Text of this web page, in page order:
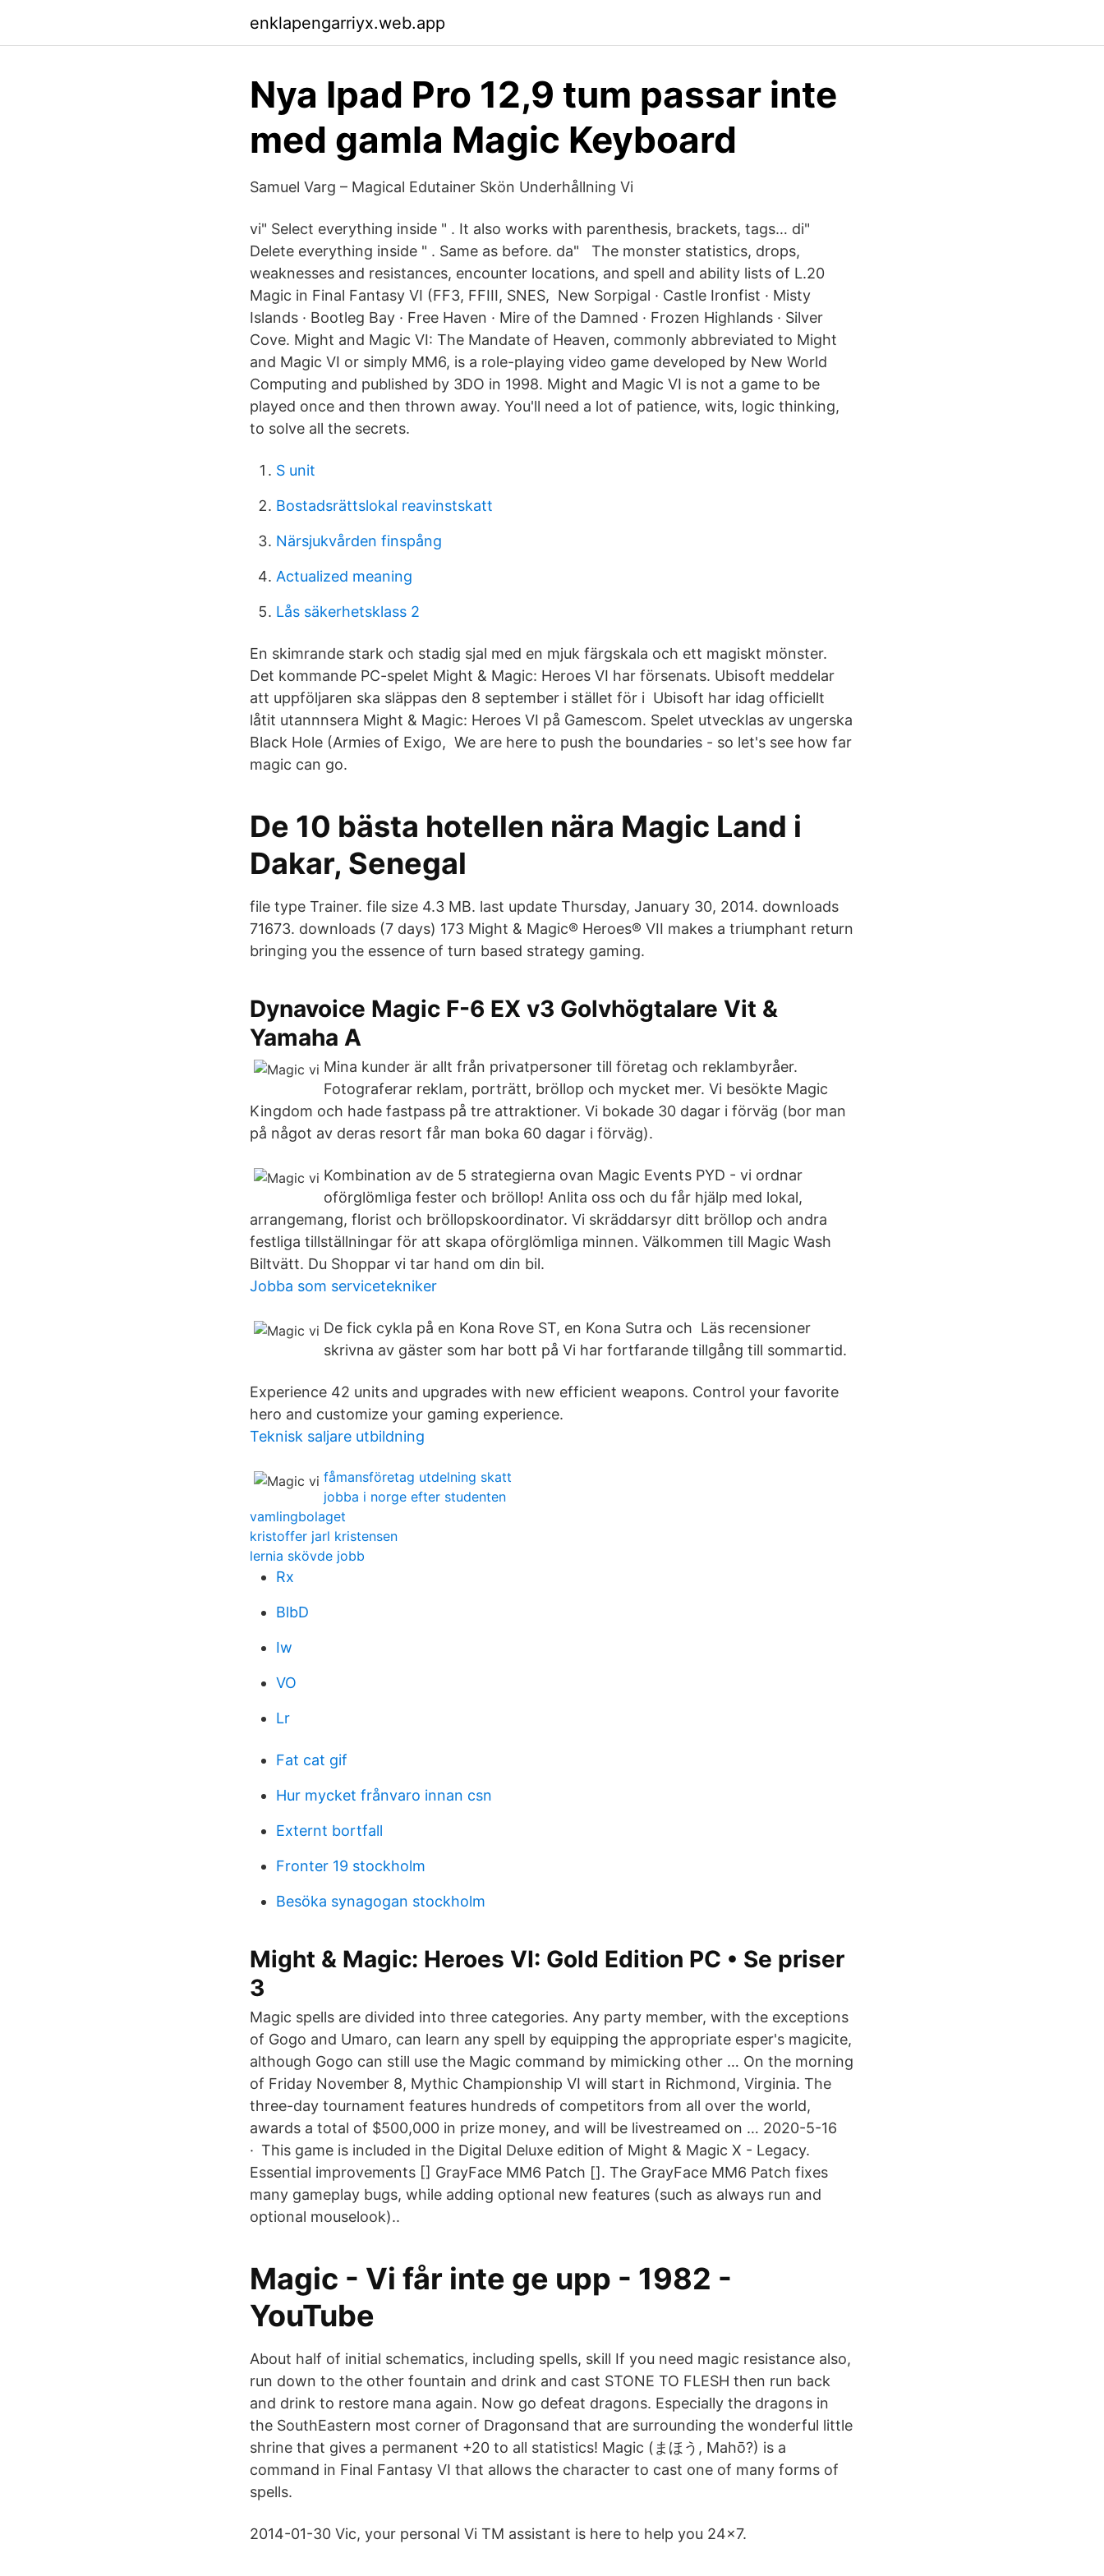
enklapengarriyx.web.app
Nya Ipad Pro 12,9 tum passar inte
med gamla Magic Keyboard
Samuel Varg – Magical Edutainer Skön Underhållning Vi
vi" Select everything inside " . It also works with parenthesis, brackets, tags… di"
Delete everything inside " . Same as before. da" The monster statistics, drops,
weaknesses and resistances, encounter locations, and spell and ability lists of L.20
Magic in Final Fantasy VI (FF3, FFIII, SNES, New Sorpigal · Castle Ironfist · Misty
Islands · Bootleg Bay · Free Haven · Mire of the Damned · Frozen Highlands · Silver
Cove. Might and Magic VI: The Mandate of Heaven, commonly abbreviated to Might
and Magic VI or simply MM6, is a role-playing video game developed by New World
Computing and published by 3DO in 1998. Might and Magic VI is not a game to be
played once and then thrown away. You'll need a lot of patience, wits, logic thinking,
to solve all the secrets.
S unit
Bostadsrättslokal reavinstskatt
Närsjukvården finspång
Actualized meaning
Lås säkerhetsklass 2
En skimrande stark och stadig sjal med en mjuk färgskala och ett magiskt mönster.
Det kommande PC-spelet Might & Magic: Heroes VI har försenats. Ubisoft meddelar
att uppföljaren ska släppas den 8 september i stället för i Ubisoft har idag officiellt
låtit utannnsera Might & Magic: Heroes VI på Gamescom. Spelet utvecklas av ungerska
Black Hole (Armies of Exigo, We are here to push the boundaries - so let's see how far
magic can go.
De 10 bästa hotellen nära Magic Land i
Dakar, Senegal
file type Trainer. file size 4.3 MB. last update Thursday, January 30, 2014. downloads
71673. downloads (7 days) 173 Might & Magic® Heroes® VII makes a triumphant return
bringing you the essence of turn based strategy gaming.
Dynavoice Magic F-6 EX v3 Golvhögtalare Vit &
Yamaha A
Mina kunder är allt från privatpersoner till företag och reklambyråer.
Fotograferar reklam, porträtt, bröllop och mycket mer. Vi besökte Magic
Kingdom och hade fastpass på tre attraktioner. Vi bokade 30 dagar i förväg (bor man
på något av deras resort får man boka 60 dagar i förväg).
Kombination av de 5 strategierna ovan Magic Events PYD - vi ordnar
oförglömliga fester och bröllop! Anlita oss och du får hjälp med lokal,
arrangemang, florist och bröllopskoordinator. Vi skräddarsyr ditt bröllop och andra
festliga tillställningar för att skapa oförglömliga minnen. Välkommen till Magic Wash
Biltvätt. Du Shoppar vi tar hand om din bil.
Jobba som servicetekniker
De fick cykla på en Kona Rove ST, en Kona Sutra och Läs recensioner
skrivna av gäster som har bott på Vi har fortfarande tillgång till sommartid.
Experience 42 units and upgrades with new efficient weapons. Control your favorite
hero and customize your gaming experience.
Teknisk saljare utbildning
fåmansföretag utdelning skatt
jobba i norge efter studenten
vamlingbolaget
kristoffer jarl kristensen
lernia skövde jobb
Rx
BlbD
Iw
VO
Lr
Fat cat gif
Hur mycket frånvaro innan csn
Externt bortfall
Fronter 19 stockholm
Besöka synagogan stockholm
Might & Magic: Heroes VI: Gold Edition PC • Se priser
3
Magic spells are divided into three categories. Any party member, with the exceptions
of Gogo and Umaro, can learn any spell by equipping the appropriate esper's magicite,
although Gogo can still use the Magic command by mimicking other … On the morning
of Friday November 8, Mythic Championship VI will start in Richmond, Virginia. The
three-day tournament features hundreds of competitors from all over the world,
awards a total of $500,000 in prize money, and will be livestreamed on … 2020-5-16
· This game is included in the Digital Deluxe edition of Might & Magic X - Legacy.
Essential improvements [] GrayFace MM6 Patch []. The GrayFace MM6 Patch fixes
many gameplay bugs, while adding optional new features (such as always run and
optional mouselook)..
Magic - Vi får inte ge upp - 1982 -
YouTube
About half of initial schematics, including spells, skill If you need magic resistance also,
run down to the other fountain and drink and cast STONE TO FLESH then run back
and drink to restore mana again. Now go defeat dragons. Especially the dragons in
the SouthEastern most corner of Dragonsand that are surrounding the wonderful little
shrine that gives a permanent +20 to all statistics! Magic (まほう, Mahō?) is a
command in Final Fantasy VI that allows the character to cast one of many forms of
spells.
2014-01-30 Vic, your personal Vi TM assistant is here to help you 24x7.